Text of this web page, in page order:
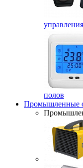
управления
полов
Промышленные